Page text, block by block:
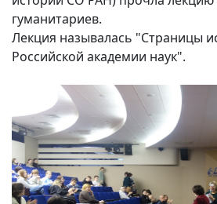
гуманитариев.
Лекция называлась "Страницы
Российской академии наук".